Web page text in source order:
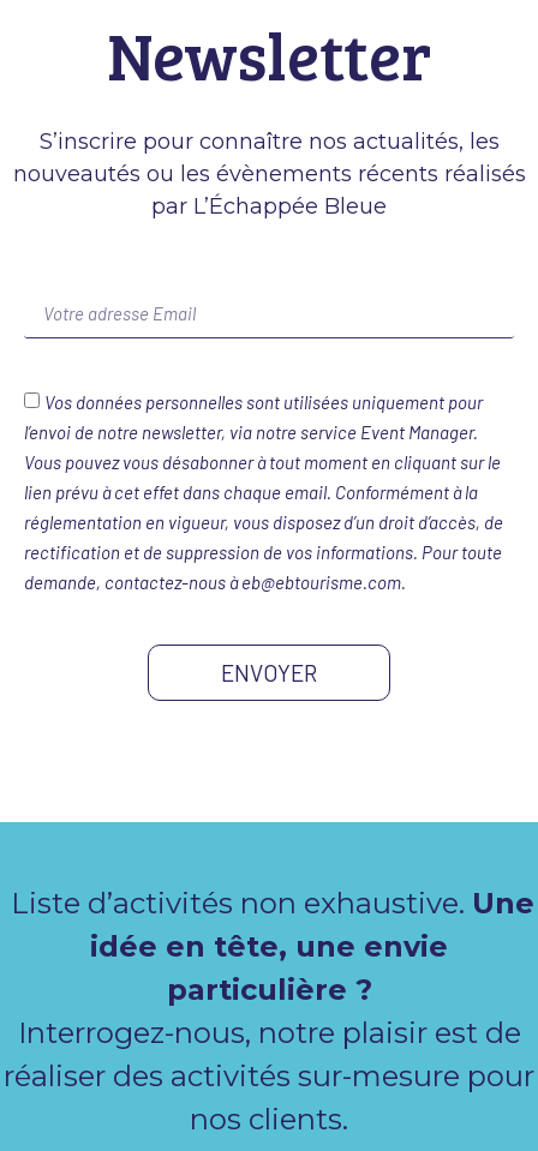
Newsletter
S’inscrire pour connaître nos actualités, les
nouveautés ou les évènements récents réalisés
par L’Échappée Bleue
Vos données personnelles sont utilisées uniquement pour
l’envoi de notre newsletter, via notre service Event Manager.
Vous pouvez vous désabonner à tout moment en cliquant sur le
lien prévu à cet effet dans chaque email. Conformément à la
réglementation en vigueur, vous disposez d’un droit d’accès, de
rectification et de suppression de vos informations. Pour toute
demande, contactez-nous à eb@ebtourisme.com.
ENVOYER
Liste d’activités non exhaustive. Une
idée en tête, une envie
particulière ?
Interrogez-nous, notre plaisir est de
réaliser des activités sur-mesure pour
nos clients.